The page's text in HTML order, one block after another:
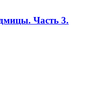
Часть 3.